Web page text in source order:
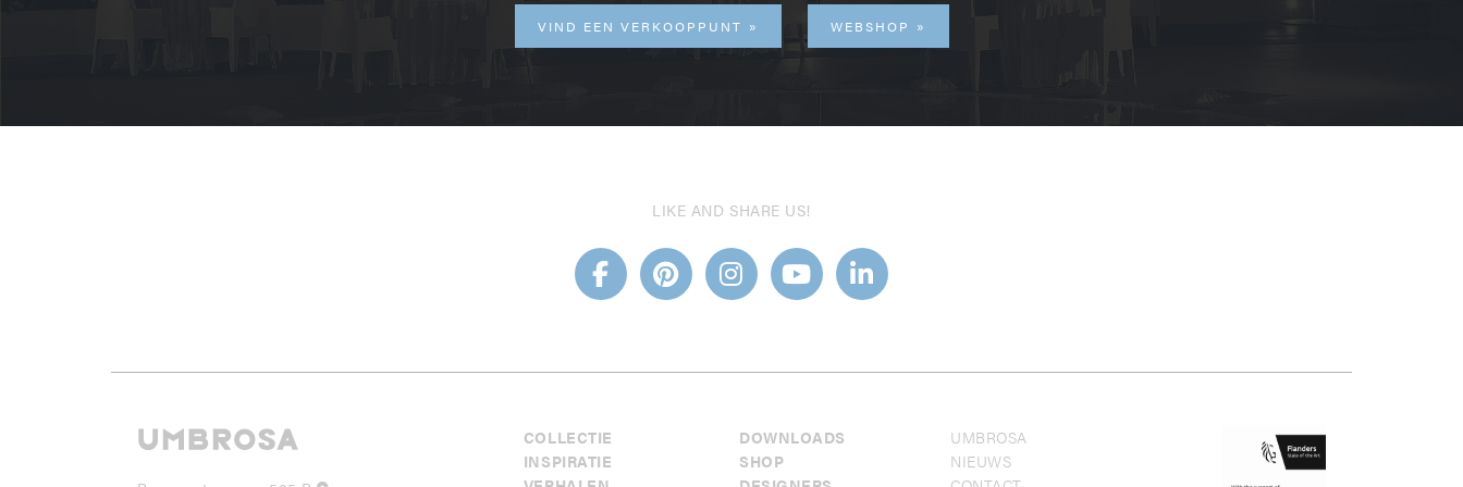
VIND EEN VERKOOPPUNT WEBSHOP
LIKE AND SHARE US!
COLLECTIE
INSPIRATIE
DOWNLOADS
SHOP
UMBROSA
NIEUWS